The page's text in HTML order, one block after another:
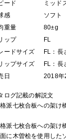
ード
ミッド
感
ソフト
重量
80±g
ップ
FL
ードサイズ
FL：長
ップサイズ
FL：長
日 2018年
ログ記載の解説文
派七枚合板への架け
派七枚合板への架け
に木曽桧を使用した